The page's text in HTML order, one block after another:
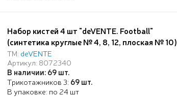
Набор кистей 4 шт "deVENTE. Football"
(синтетика круглые № 4, 8, 12, плоская № 10)
ручка с эргономичным грипом Soft Touch,
окрас волоса, ручки и грипа в ярких зеленом и
оранжевом цветах, в картонном блистере
ТМ: deVENTE
Артикул: 8072340
В наличии: 69 шт.
Трикотажников 3: 69 шт.
В упаковке: по 24 шт